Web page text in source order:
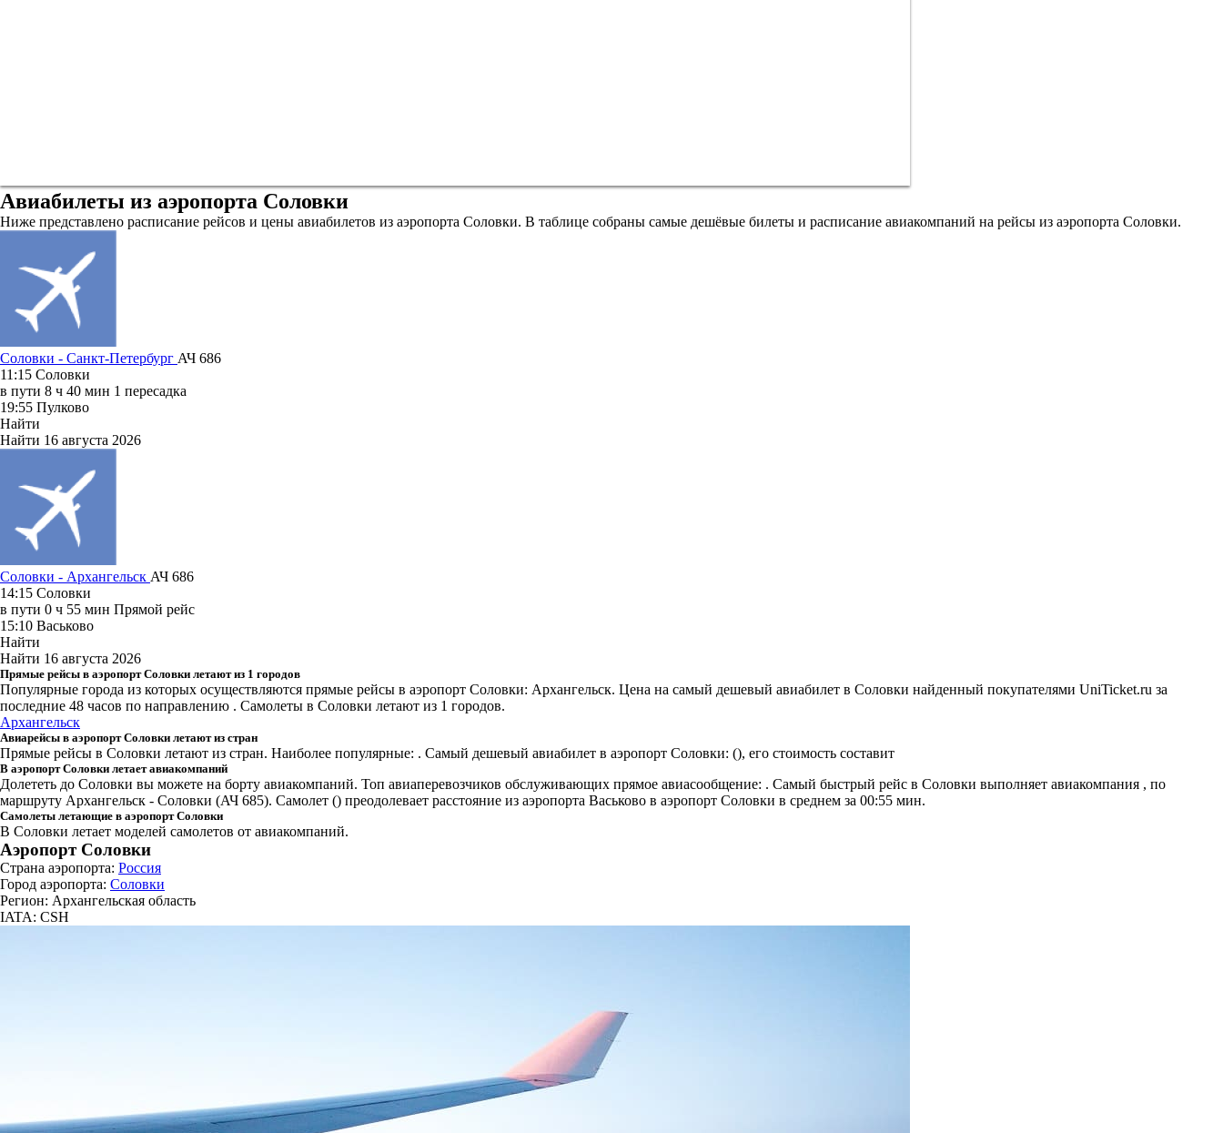
Авиабилеты из аэропорта Соловки
Ниже представлено расписание рейсов и цены авиабилетов из аэропорта Соловки. В таблице собраны самые дешёвые билеты и расписание авиакомпаний на рейсы из аэропорта Соловки.
Соловки - Санкт-Петербург АЧ 686
11:15 Соловки
в пути 8 ч 40 мин 1 пересадка
19:55 Пулково
Найти
Найти 16 августа 2026
Соловки - Архангельск АЧ 686
14:15 Соловки
в пути 0 ч 55 мин Прямой рейс
15:10 Васьково
Найти
Найти 16 августа 2026
Прямые рейсы в аэропорт Соловки летают из 1 городов
Популярные города из которых осуществляются прямые рейсы в аэропорт Соловки: Архангельск. Цена на самый дешевый авиабилет в Соловки найденный покупателями UniTicket.ru за
последние 48 часов по направлению . Самолеты в Соловки летают из 1 городов.
Архангельск
Авиарейсы в аэропорт Соловки летают из стран
Прямые рейсы в Соловки летают из стран. Наиболее популярные: . Самый дешевый авиабилет в аэропорт Соловки: (), его стоимость составит
В аэропорт Соловки летает авиакомпаний
Долететь до Соловки вы можете на борту авиакомпаний. Топ авиаперевозчиков обслуживающих прямое авиасообщение: . Самый быстрый рейс в Соловки выполняет авиакомпания , по
маршруту Архангельск - Соловки (АЧ 685). Самолет () преодолевает расстояние из аэропорта Васьково в аэропорт Соловки в среднем за 00:55 мин.
Самолеты летающие в аэропорт Соловки
В Соловки летает моделей самолетов от авиакомпаний.
Аэропорт Соловки
Страна аэропорта: Россия
Город аэропорта: Соловки
Регион: Архангельская область
IATA: CSH